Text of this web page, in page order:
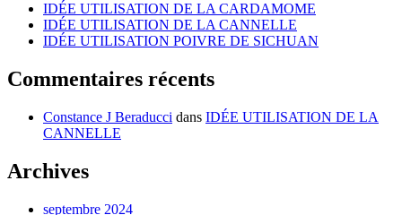
IDÉE UTILISATION DE LA CARDAMOME
IDÉE UTILISATION DE LA CANNELLE
IDÉE UTILISATION POIVRE DE SICHUAN
Commentaires récents
Constance J Beraducci dans IDÉE UTILISATION DE LA
CANNELLE
Archives
septembre 2024